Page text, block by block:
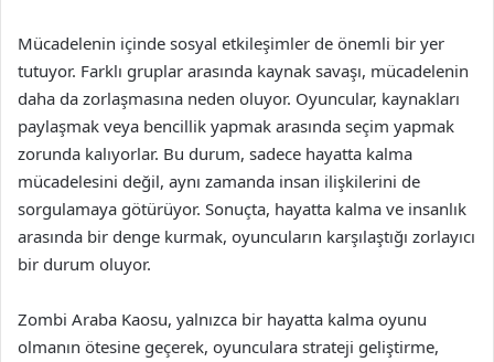
Mücadelenin içinde sosyal etkileşimler de önemli bir yer
tutuyor. Farklı gruplar arasında kaynak savaşı, mücadelenin
daha da zorlaşmasına neden oluyor. Oyuncular, kaynakları
paylaşmak veya bencillik yapmak arasında seçim yapmak
zorunda kalıyorlar. Bu durum, sadece hayatta kalma
mücadelesini değil, aynı zamanda insan ilişkilerini de
sorgulamaya götürüyor. Sonuçta, hayatta kalma ve insanlık
arasında bir denge kurmak, oyuncuların karşılaştığı zorlayıcı
bir durum oluyor.
Zombi Araba Kaosu, yalnızca bir hayatta kalma oyunu
olmanın ötesine geçerek, oyunculara strateji geliştirme,